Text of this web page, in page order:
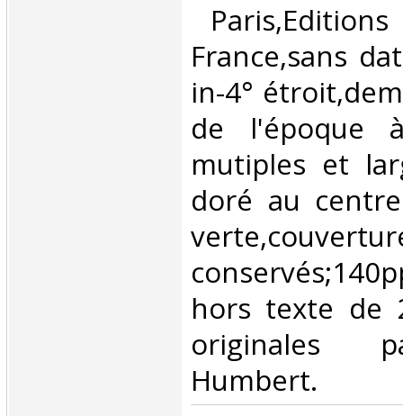
France,sans
in-4°
de l'époque
mutiples et
doré au
hors texte de
originales
Humbert. ‎